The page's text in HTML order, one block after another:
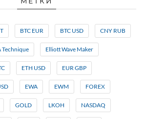
BTC EUR BTC USD CNY RUB
Technique Elliott Wave Maker
ETH USD EUR GBP
EWA EWM FOREX
GOLD LKOH NASDAQ